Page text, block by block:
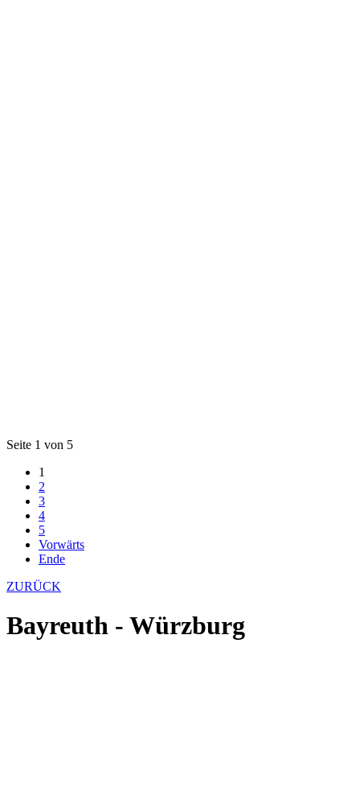
Seite 1 von 5
1
2
3
4
5
Vorwärts
Ende
ZURÜCK
Bayreuth - Würzburg